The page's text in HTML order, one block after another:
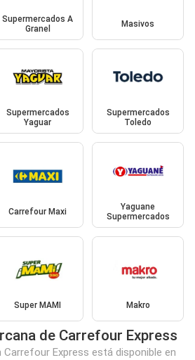
Supermercados A
Granel
Masivos
Supermercados
Yaguar
Supermercados
Toledo
Carrefour Maxi
Yaguane
Supermercados
Super MAMI Makro
de Carrefour Express
Express está disponible en